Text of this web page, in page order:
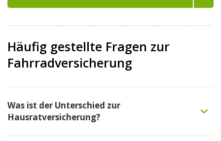
Häufig gestellte Fragen zur
Fahrradversicherung
Was ist der Unterschied zur
Hausratversicherung?